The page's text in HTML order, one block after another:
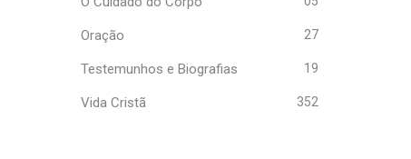
Oração 27
Testemunhos e Biografias 19
Vida Cristã 352